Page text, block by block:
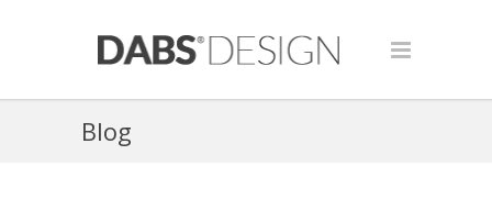
Blog